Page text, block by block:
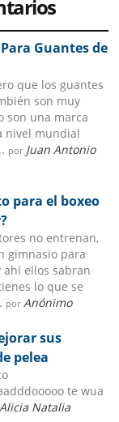
Guantes de
que los guantes
son muy
son una marca
nivel mundial
por Juan Antonio
para el boxeo
no entrenan,
gimnasio para
ellos sabran
lo que se
por Anónimo
sus
pelea
te wua
Alicia Natalia